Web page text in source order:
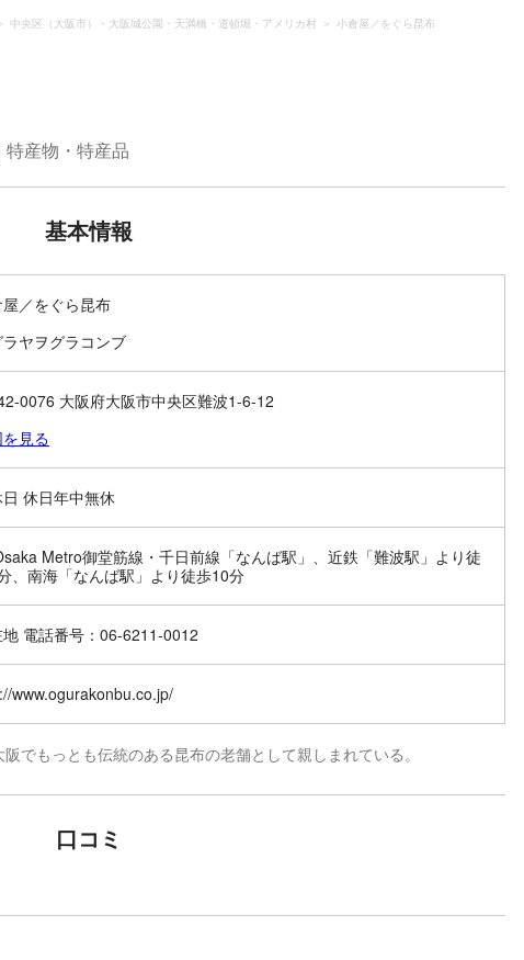
中央区（大阪市）・大阪城公園・天満橋・道頓堀・アメリカ村 小倉屋／をぐら昆布
特産物・特産品
基本情報
／をぐら昆布
ラヤヲグラコンブ
0076 大阪府大阪市中央区難波1-6-12
見る
日 休日年中無休
Metro御堂筋線・千日前線「なんば駅」、近鉄「難波駅」より徒
、南海「なんば駅」より徒歩10分
地 電話番号：06-6211-0012
www.ogurakonbu.co.jp/
でもっとも伝統のある昆布の老舗として親しまれている。
口コミ